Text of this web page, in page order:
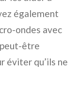
également
ondes avec
peut-être
éviter qu’ils ne